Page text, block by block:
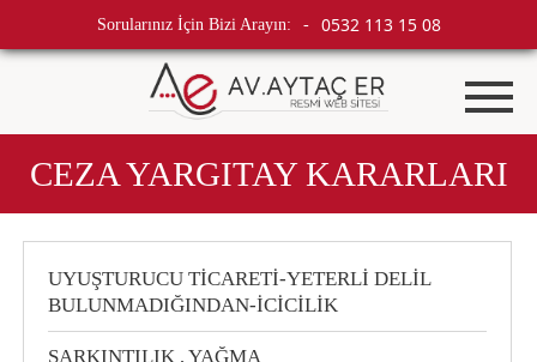
Sorularınız İçin Bizi Arayın: - 0532 113 15 08
CEZA YARGITAY KARARLARI
UYUŞTURUCU TİCARETİ-YETERLİ DELİL
BULUNMADIĞINDAN-İCİCİLİK
SARKINTILIK , YAĞMA